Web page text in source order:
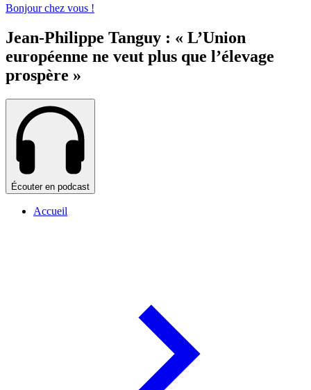
Bonjour chez vous !
Jean-Philippe Tanguy : « L’Union
européenne ne veut plus que l’élevage
prospère »
Écouter en podcast
Accueil